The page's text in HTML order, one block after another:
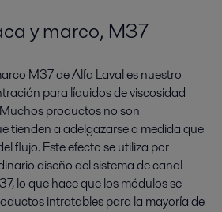
y marco, M37
M37 de Alfa Laval es nuestro
para líquidos de viscosidad
productos no son
tienden a adelgazarse a medida que
flujo. Este efecto se utiliza por
diseño del sistema de canal
lo que hace que los módulos se
intratables para la mayoría de